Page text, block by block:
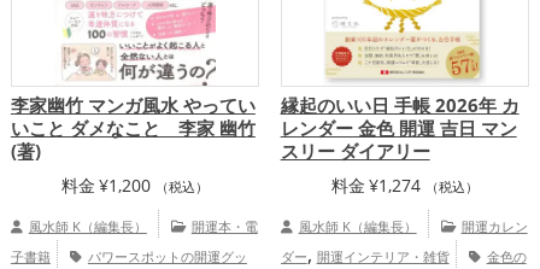
李家幽竹 マンガ風水 やってい
いこと ダメなこと 李家 幽竹
(著)
料金 ¥1,200 （税込）
風水師 K（編集長）
開運本・電
子書籍
パワースポットの開運グッ
縁起のいい日 手帳 2026年 カ
レンダー 金色 開運 吉日 マン
スリー ダイアリー
料金 ¥1,274 （税込）
風水師 K（編集長）
開運カレン
ダー, 開運インテリア・雑貨 金色の